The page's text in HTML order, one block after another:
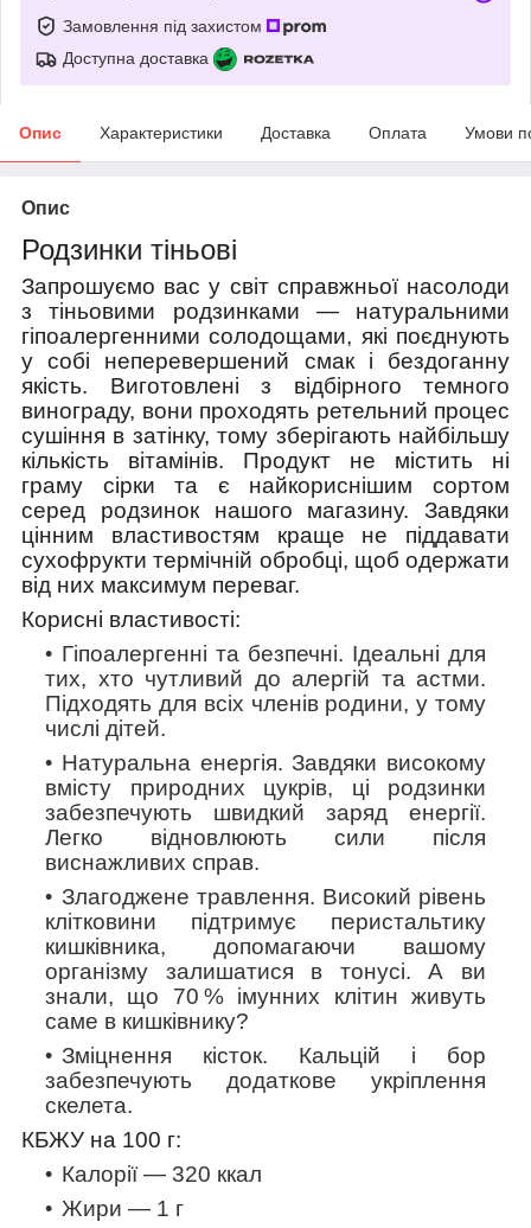
Замовлення під захистом
Доступна доставка
Опис Характеристики Доставка Оплата Умови
Опис
Родзинки тіньові
Запрошуємо вас у світ справжньої насолоди
з тіньовими родзинками — натуральними
гіпоалергенними солодощами, які поєднують
у собі неперевершений смак і бездоганну
якість. Виготовлені з відбірного темного
винограду, вони проходять ретельний процес
сушіння в затінку, тому зберігають найбільшу
кількість вітамінів. Продукт не містить ні
граму сірки та є найкориснішим сортом
серед родзинок нашого магазину. Завдяки
цінним властивостям краще не піддавати
сухофрукти термічній обробці, щоб одержати
від них максимум переваг.
Корисні властивості:
Гіпоалергенні та безпечні. Ідеальні для
тих, хто чутливий до алергій та астми.
Підходять для всіх членів родини, у тому
числі дітей.
Натуральна енергія. Завдяки високому
вмісту природних цукрів, ці родзинки
забезпечують швидкий заряд енергії.
Легко відновлюють сили після
виснажливих справ.
Злагоджене травлення. Високий рівень
клітковини підтримує перистальтику
кишківника, допомагаючи вашому
організму залишатися в тонусі. А ви
знали, що 70 % імунних клітин живуть
саме в кишківнику?
Зміцнення кісток. Кальцій і бор
забезпечують додаткове укріплення
скелета.
КБЖУ на 100 г:
Калорії — 320 ккал
Жири — 1 г